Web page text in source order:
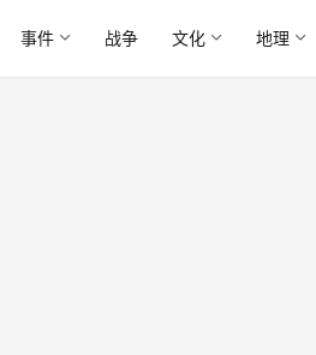
事件 战争 文化 地理